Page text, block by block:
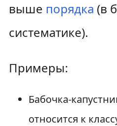
выше порядка (в
систематике).
Примеры:
Бабочка-
относится к